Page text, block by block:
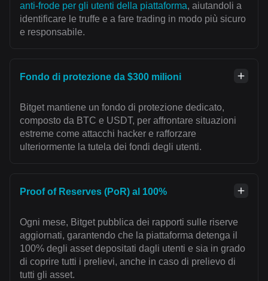
anti‑frode per gli utenti della piattaforma, aiutandoli a
identificare le truffe e a fare trading in modo più sicuro
e responsabile.
Fondo di protezione da $300 milioni
Bitget mantiene un fondo di protezione dedicato,
composto da BTC e USDT, per affrontare situazioni
estreme come attacchi hacker e rafforzare
ulteriormente la tutela dei fondi degli utenti.
Proof of Reserves (PoR) al 100%
Ogni mese, Bitget pubblica dei rapporti sulle riserve
aggiornati, garantendo che la piattaforma detenga il
100% degli asset depositati dagli utenti e sia in grado
di coprire tutti i prelievi, anche in caso di prelievo di
tutti gli asset.